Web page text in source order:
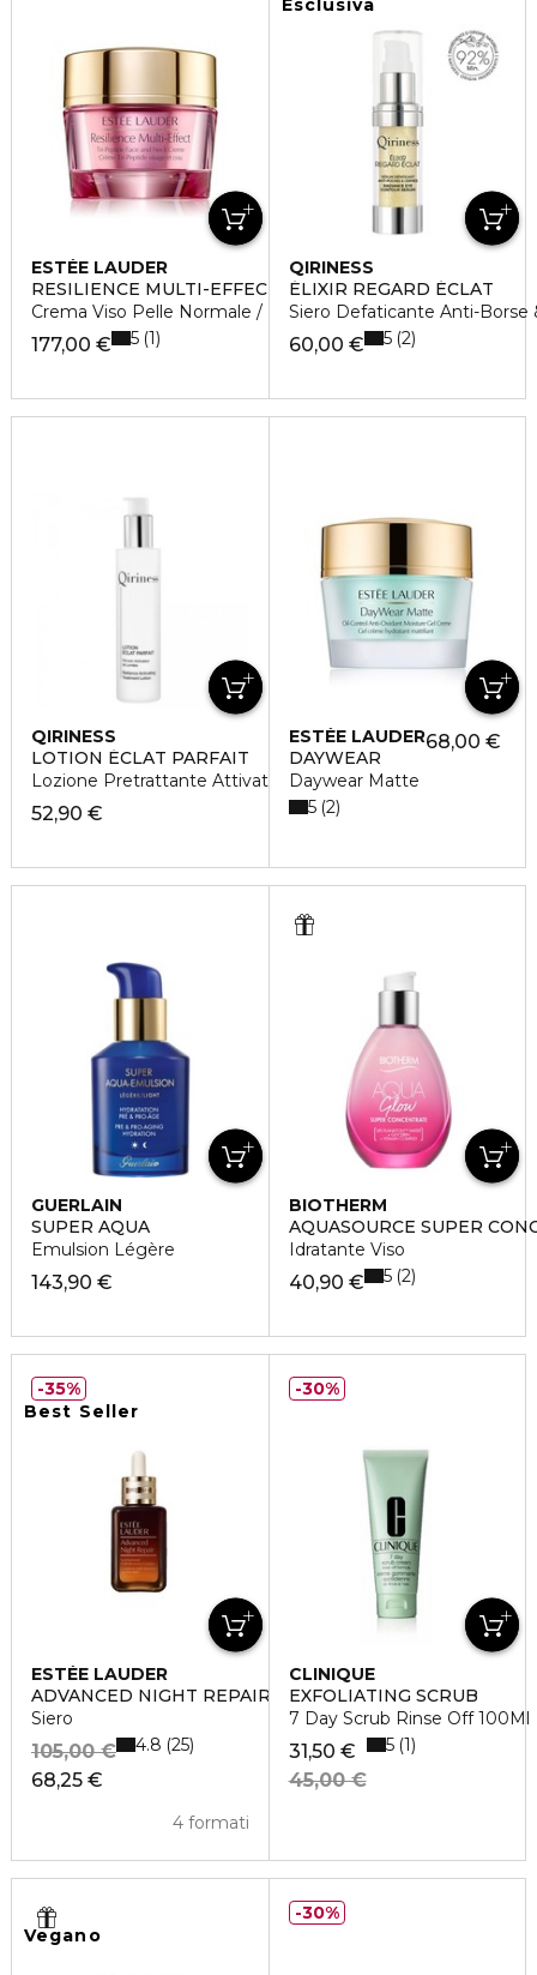
ESTÉE LAUDER
RESILIENCE MULTI-EFFECT
Crema Viso Pelle Normale / Mista Spf15
177,00 € 5 1
Esclusiva
QIRINESS
ÉLIXIR REGARD ÉCLAT
Siero Defaticante Anti-Borse
60,00 € 5 2
QIRINESS
LOTION ÉCLAT PARFAIT
Lozione Pretrattante Attivatrice di Luminosità
52,90 €
ESTÉE LAUDER
DAYWEAR
Daywear Matte
68,00 €
5 2
GUERLAIN
SUPER AQUA
Emulsion Légère
143,90 €
BIOTHERM
AQUASOURCE SUPER
Idratante Viso
40,90 € 5 2
Best Seller
ESTÉE LAUDER
ADVANCED NIGHT REPAIR
Siero
68,25 €
105,00 €
4 formati
4.8 25
35%
CLINIQUE
EXFOLIATING SCRUB
7 Day Scrub Rinse Off 100Ml
31,50 €
45,00 €
5 1
30%
Vegano
30%